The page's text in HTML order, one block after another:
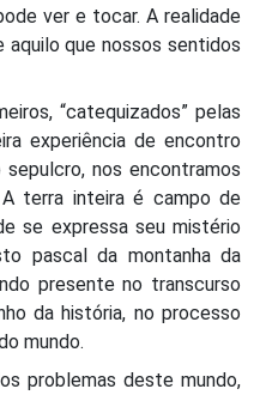
ver e tocar. A realidade
aquilo que nossos sentidos
“catequizados” pelas
experiência de encontro
nos encontramos
terra inteira é campo de
se expressa seu mistério
pascal da montanha da
presente no transcurso
da história, no processo
mundo.
problemas deste mundo,